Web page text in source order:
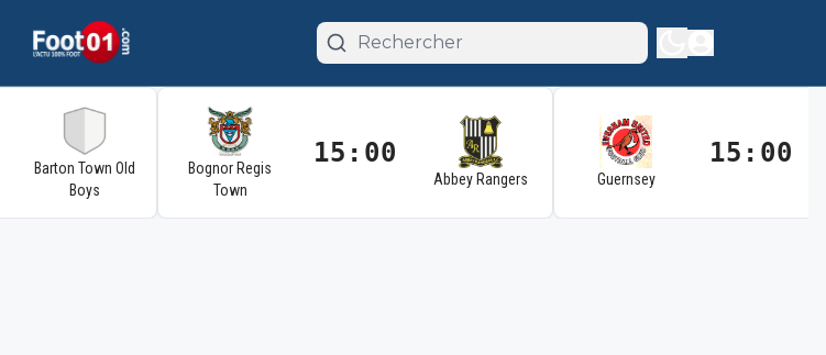
Barton Town Old
Boys
Bognor Regis
Town
15:00
Abbey Rangers Guernsey
15:00